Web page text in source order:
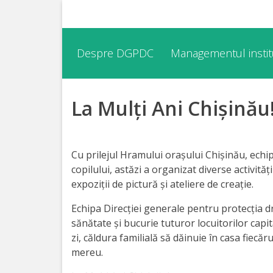
DGPDC
Informații
DGPDC
Subdiviziuni/Servicii
Structura
Strategia
Despre DGPDC Managementul
La Mulţi Ani
Cu prilejul Hramului oraşului Chişinău,
copilului, astăzi a organizat diverse
expoziții de pictură și ateliere de creație.
Echipa Direcției generale pentru protecția
sănătate şi bucurie tuturor locuitorilor
zi, căldura familială să dăinuie în casa
mereu.